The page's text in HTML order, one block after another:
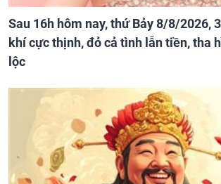
Sau 16h hôm nay, thứ Bảy 8/8/2026,
khí cực thịnh, đỏ cả tình lẫn tiền, tha
lộc